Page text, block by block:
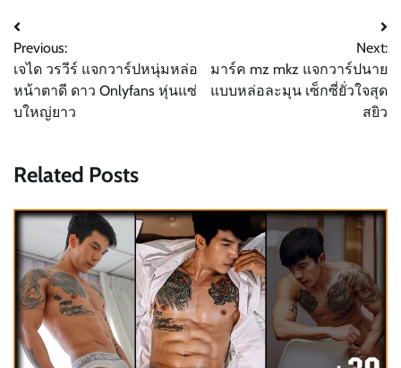
Post
navigation
Previous:
เจได วรวีร์ แจกวาร์ปหนุ่มหล่อ
หน้าตาดี ดาว Onlyfans หุ่นแซ่
บใหญ่ยาว
Next:
มาร์ค mz mkz แจกวาร์ปนาย
แบบหล่อละมุน เซ็กซี่ยั่วใจสุด
สยิว
Related Posts